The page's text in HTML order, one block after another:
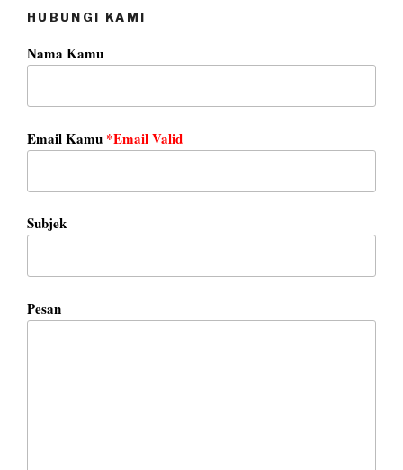
HUBUNGI KAMI
Nama Kamu
Email Kamu *Email Valid
Subjek
Pesan